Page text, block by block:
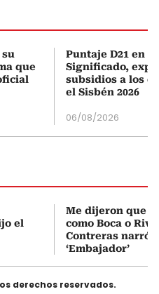
que
Puntaje D21 en
Significado,
subsidios a los
el Sisbén 2026
06/08/2026
el
Me dijeron que
como Boca o
Contreras narró
‘Embajador’
derechos reservados.